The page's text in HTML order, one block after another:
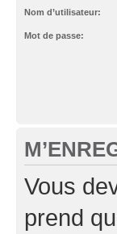
Nom d’utilisateur:
Mot de passe:
Vous
prend